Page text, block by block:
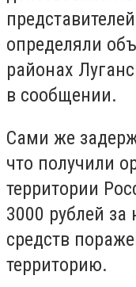
определяли
районах
в сообщении.
Сами же
что получили
территории
3000 рублей за
средств
территорию.